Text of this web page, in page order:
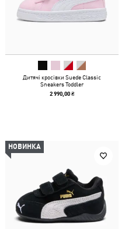
Дитячі кросівки Suede Classic
Sneakers Toddler
2 990,00 ₴
НОВИНКА